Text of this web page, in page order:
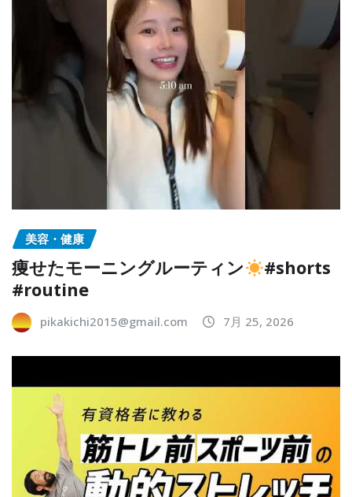
美容・健康
痩せたモーニングルーティン
#shorts
#routine
pikakichi2015@gmail.com 7月 25, 2026